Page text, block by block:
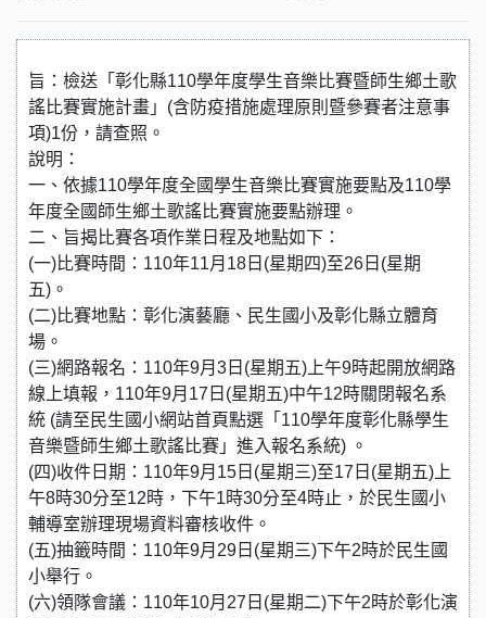
旨：檢送「彰化縣110學年度學生音樂比賽暨師生鄉土歌
謠比賽實施計畫」(含防疫措施處理原則暨參賽者注意事
項)1份，請查照。
說明：
一、依據110學年度全國學生音樂比賽實施要點及110學
年度全國師生鄉土歌謠比賽實施要點辦理。
二、旨揭比賽各項作業日程及地點如下：
(一)比賽時間：110年11月18日(星期四)至26日(星期
五)。
(二)比賽地點：彰化演藝廳、民生國小及彰化縣立體育
場。
(三)網路報名：110年9月3日(星期五)上午9時起開放網路
線上填報，110年9月17日(星期五)中午12時關閉報名系
統 (請至民生國小網站首頁點選「110學年度彰化縣學生
音樂暨師生鄉土歌謠比賽」進入報名系統) 。
(四)收件日期：110年9月15日(星期三)至17日(星期五)上
午8時30分至12時，下午1時30分至4時止，於民生國小
輔導室辦理現場資料審核收件。
(五)抽籤時間：110年9月29日(星期三)下午2時於民生國
小舉行。
(六)領隊會議：110年10月27日(星期二)下午2時於彰化演